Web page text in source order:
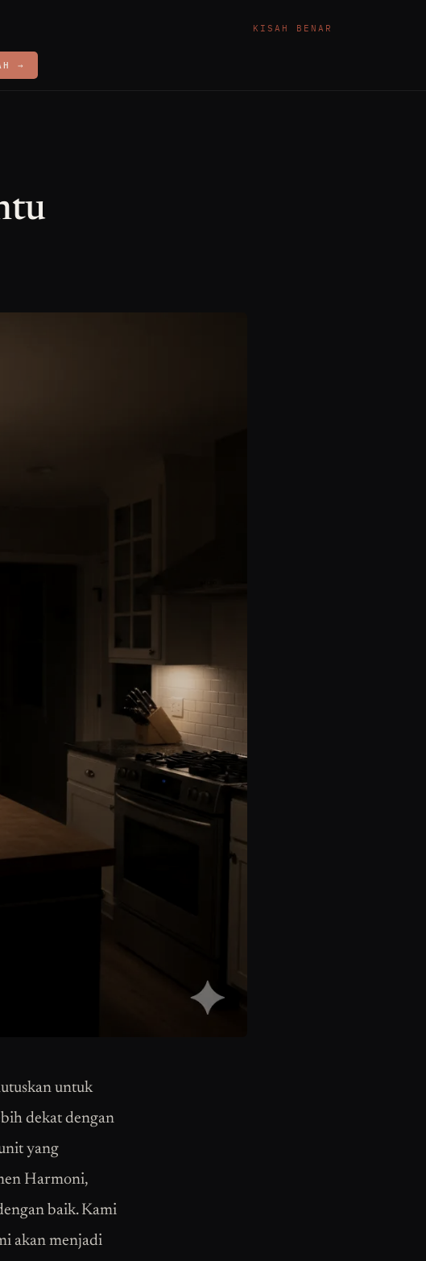
KISAH BENAR
→
untuk
dekat dengan
yang
Harmoni,
baik. Kami
akan menjadi